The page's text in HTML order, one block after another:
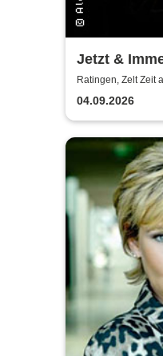
Jetzt &
Von Wegen
Ritter Lean,
Soffie,
Ratingen, Zelt Zeit
04.09.2026